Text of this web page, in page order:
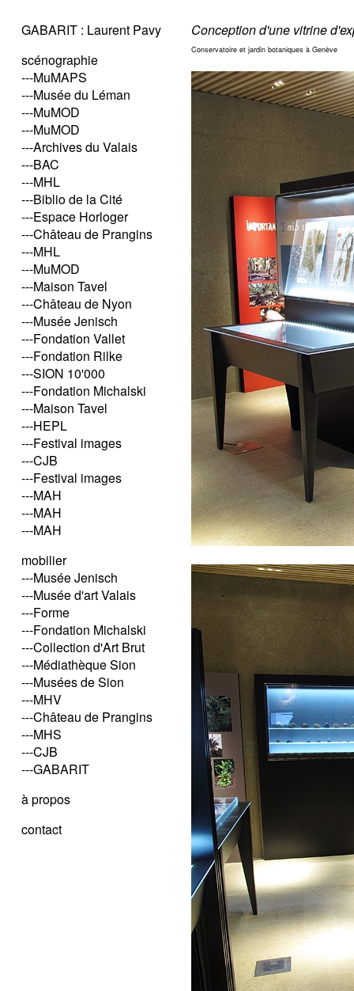
GABARIT : Laurent Pavy
scénographie
---MuMAPS
---Musée du Léman
---MuMOD
---MuMOD
---Archives du Valais
---BAC
---MHL
---Biblio de la Cité
---Espace Horloger
---Château de Prangins
---MHL
---MuMOD
---Maison Tavel
---Château de Nyon
---Musée Jenisch
---Fondation Vallet
---Fondation Rilke
---SION 10'000
---Fondation Michalski
---Maison Tavel
---HEPL
---Festival images
---CJB
---Festival images
---MAH
---MAH
---MAH
mobilier
---Musée Jenisch
---Musée d'art Valais
---Forme
---Fondation Michalski
---Collection d'Art Brut
---Médiathèque Sion
---Musées de Sion
---MHV
---Château de Prangins
---MHS
---CJB
---GABARIT
à propos
contact
Conception d'une vitrine
Conservatoire et jardin botaniques à Genève